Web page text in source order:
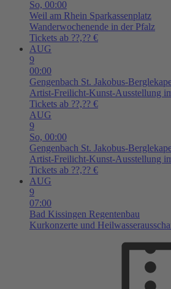
So, 00:00
Weil am Rhein Sparkassenplatz
Wanderwochenende in der Pfalz
Tickets ab ??,?? €
AUG
9
00:00
Gengenbach St. Jakobus-
Artist-Freilicht-Kunst-Ausstellung
Tickets ab ??,?? €
AUG
9
So, 00:00
Gengenbach St. Jakobus-
Artist-Freilicht-Kunst-Ausstellung
Tickets ab ??,?? €
AUG
9
07:00
Bad Kissingen Regentenbau
Kurkonzerte und